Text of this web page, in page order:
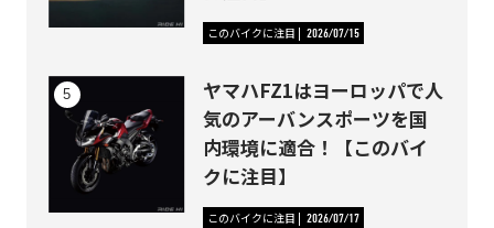
このバイクに注目 2026/07/15
ヤマハFZ1はヨーロッパで人
気のアーバンスポーツを国
内環境に適合！【このバイ
クに注目】
このバイクに注目 2026/07/17